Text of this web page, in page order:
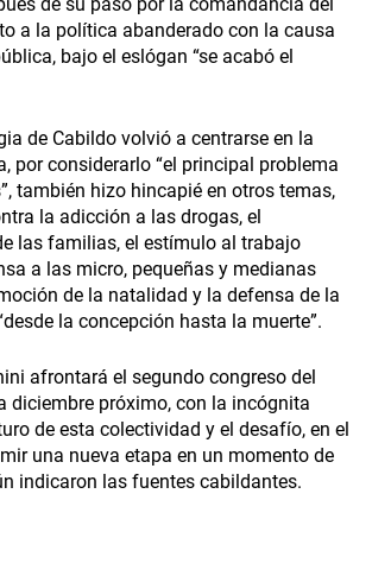
a la política abanderado con la causa
bajo el eslógan “se acabó el
de Cabildo volvió a centrarse en la
por considerarlo “el principal problema
también hizo hincapié en otros temas,
la adicción a las drogas, el
las familias, el estímulo al trabajo
a las micro, pequeñas y medianas
de la natalidad y la defensa de la
la concepción hasta la muerte”.
afrontará el segundo congreso del
diciembre próximo, con la incógnita
de esta colectividad y el desafío, en el
una nueva etapa en un momento de
indicaron las fuentes cabildantes.